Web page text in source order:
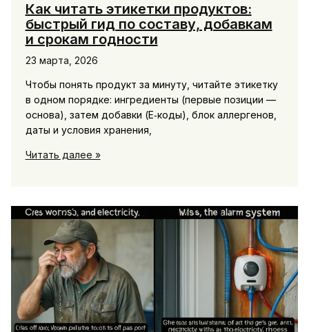
Как читать этикетки продуктов:
быстрый гид по составу, добавкам
и срокам годности
23 марта, 2026
Чтобы понять продукт за минуту, читайте этикетку
в одном порядке: ингредиенты (первые позиции —
основа), затем добавки (E‑коды), блок аллергенов,
даты и условия хранения,
Как
быстрый
составу,
добавкам
и
срокам
годности
Читать далее »